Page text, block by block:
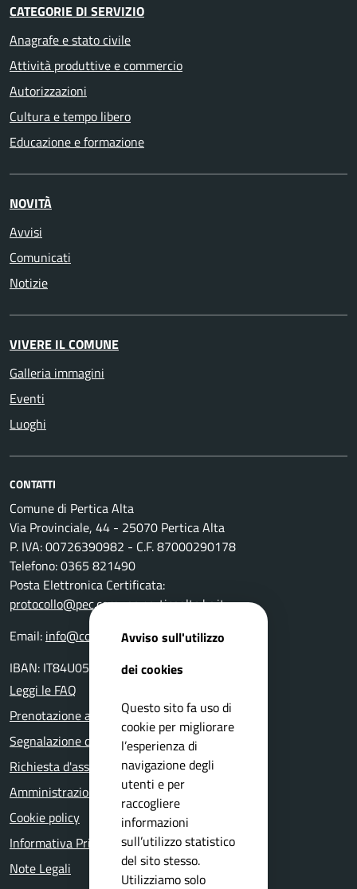
CATEGORIE DI SERVIZIO
Anagrafe e stato civile
Attività produttive e commercio
Autorizzazioni
Cultura e tempo libero
Educazione e formazione
NOVITÀ
Avvisi
Comunicati
Notizie
VIVERE IL COMUNE
Galleria immagini
Eventi
Luoghi
CONTATTI
Comune di Pertica Alta
Via Provinciale, 44 - 25070 Pertica Alta
P. IVA: 00726390982 - C.F. 87000290178
Telefono: 0365 821490
Posta Elettronica Certificata:
protocollo@pec.comune.perticaalta.bs.it
Email: info@comune.perticaalta.bs.it
IBAN: IT84U0511655390000000028800
Leggi le FAQ
Prenotazione appuntamento
Segnalazione disservizio
Richiesta d'assistenza
Amministrazione trasparente
Cookie policy
Informativa Privacy
Note Legali
Avviso sull'utilizzo
dei cookies
Questo sito fa uso di
cookie per migliorare
l’esperienza di
navigazione degli
utenti e per
raccogliere
informazioni
sull’utilizzo statistico
del sito stesso.
Utilizziamo solo